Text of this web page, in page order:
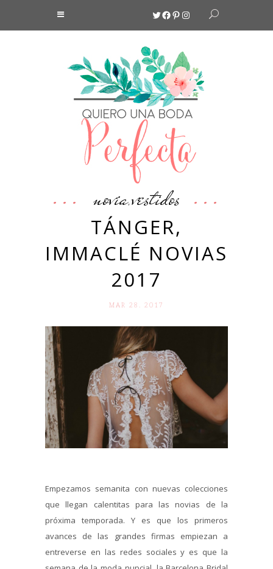
Twitter
Facebook
Pinterest
Instagram
novia,vestidos
TÁNGER,
IMMACLÉ NOVIAS
2017
MAR 28. 2017
Empezamos semanita con nuevas colecciones
que llegan calentitas para las novias de la
próxima temporada. Y es que los primeros
avances de las grandes firmas empiezan a
entreverse en las redes sociales y es que la